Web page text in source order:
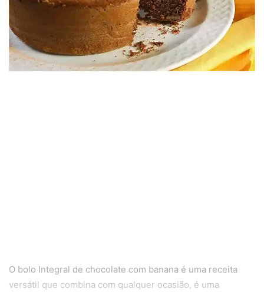
O bolo Integral de chocolate com banana é uma receita
versátil que combina com qualquer ocasião, é uma